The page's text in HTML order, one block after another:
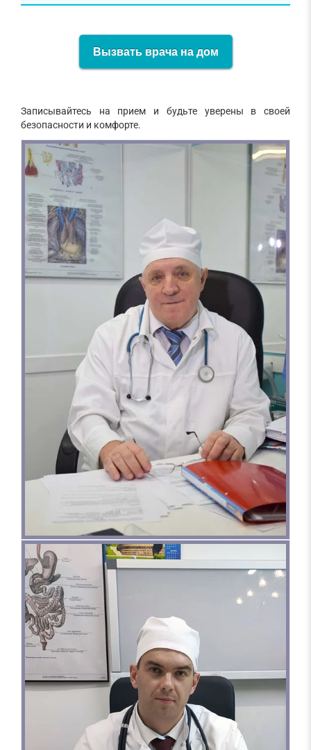
Вызвать врача на дом
Записывайтесь на прием и будьте уверены в своей
безопасности и комфорте.